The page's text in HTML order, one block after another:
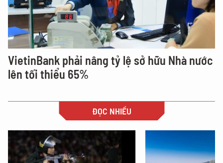
VietinBank phải nâng tỷ lệ sở hữu Nhà nước
lên tối thiểu 65%
ĐỌC NHIỀU